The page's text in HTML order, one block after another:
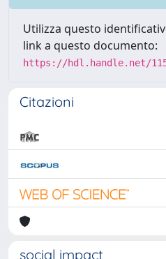
Utilizza questo
link a questo documento:
https://hdl.handle.net/
Citazioni
social impact